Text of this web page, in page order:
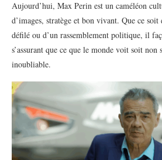
Aujourd’hui, Max Perin est un caméléon
d’images, stratège et bon vivant. Que ce soit
défilé ou d’un rassemblement politique, il
s’assurant que ce que le monde voit soit non
inoubliable.